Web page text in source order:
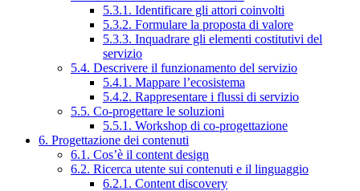
5.3.1. Identificare gli attori coinvolti
5.3.2. Formulare la proposta di valore
5.3.3. Inquadrare gli elementi costitutivi del
servizio
5.4. Descrivere il funzionamento del servizio
5.4.1. Mappare l’ecosistema
5.4.2. Rappresentare i flussi di servizio
5.5. Co-progettare le soluzioni
5.5.1. Workshop di co-progettazione
6. Progettazione dei contenuti
6.1. Cos’è il content design
6.2. Ricerca utente sui contenuti e il linguaggio
6.2.1. Content discovery